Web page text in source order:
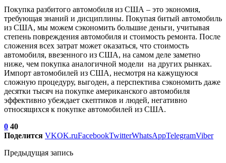
Покупка разбитого автомобиля из США – это экономия,
требующая знаний и дисциплины. Покупая битый автомобиль
из США, мы можем сэкономить большие деньги, учитывая
степень повреждения автомобиля и стоимость ремонта. После
сложения всех затрат может оказаться, что стоимость
автомобиля, ввезенного из США, на самом деле заметно
ниже, чем покупка аналогичной модели на других рынках.
Импорт автомобилей из США, несмотря на кажущуюся
сложную процедуру, выгоден, а перспектива сэкономить даже
десятки тысяч на покупке американского автомобиля
эффективно убеждает скептиков и людей, негативно
относящихся к покупке автомобилей из США.
0 40
Поделится VKOK.ruFacebookTwitterWhatsAppTelegramViber
Предыдущая запись